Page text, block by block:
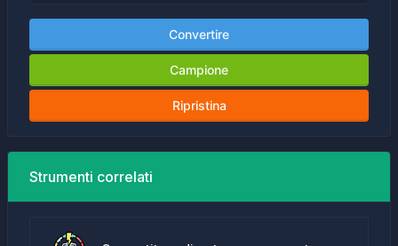
Convertire
Campione
Ripristina
Strumenti correlati